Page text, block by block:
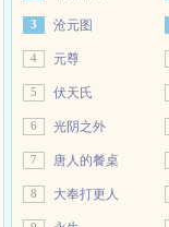
3 沧元图
4 元尊
5 伏天氏
6 光阴之外
7 唐人的餐桌
8 大奉打更人